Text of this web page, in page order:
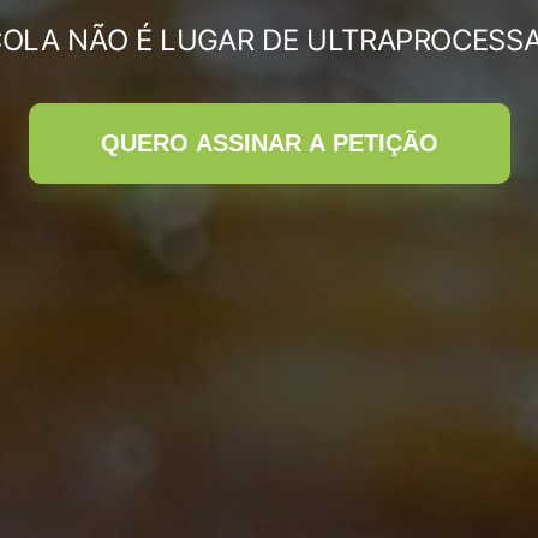
NÃO É LUGAR DE
QUERO ASSINAR A PETIÇÃO